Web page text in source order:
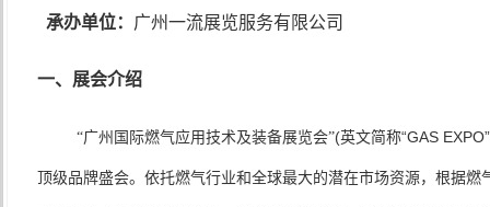
承办单位： 广州一流展览服务有限公司
一、展会介绍
“广州国际燃气应用技术及装备展览会”(英文简称“GAS EXPO”
顶级品牌盛会。依托燃气行业和全球最大的潜在市场资源，根据